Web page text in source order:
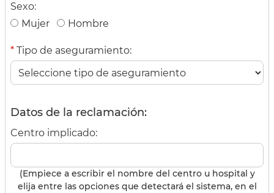
Sexo:
Mujer
Hombre
* Tipo de aseguramiento:
Datos de la reclamación:
Centro implicado:
(Empiece a escribir el nombre del centro u hospital y
elija entre las opciones que detectará el sistema, en el